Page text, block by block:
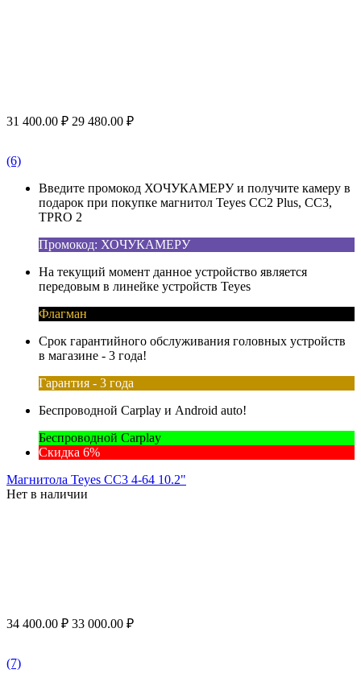
31 400.00 ₽ 29 480.00 ₽
(6)
Введите промокод ХОЧУКАМЕРУ и получите камеру в
подарок при покупке магнитол Teyes CC2 Plus, CC3,
TPRO 2
Промокод: ХОЧУКАМЕРУ
На текущий момент данное устройство является
передовым в линейке устройств Teyes
Флагман
Срок гарантийного обслуживания головных устройств
в магазине - 3 года!
Гарантия - 3 года
Беспроводной Carplay и Android auto!
Беспроводной Carplay
Скидка 6%
Магнитола Teyes CC3 4-64 10.2"
Нет в наличии
34 400.00 ₽ 33 000.00 ₽
(7)